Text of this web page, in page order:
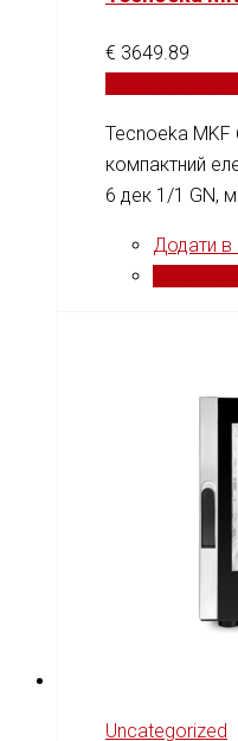
€ 3649.89
Tecnoeka MKF
компактний
6 дек 1/1 GN,
Додати
Uncategorized